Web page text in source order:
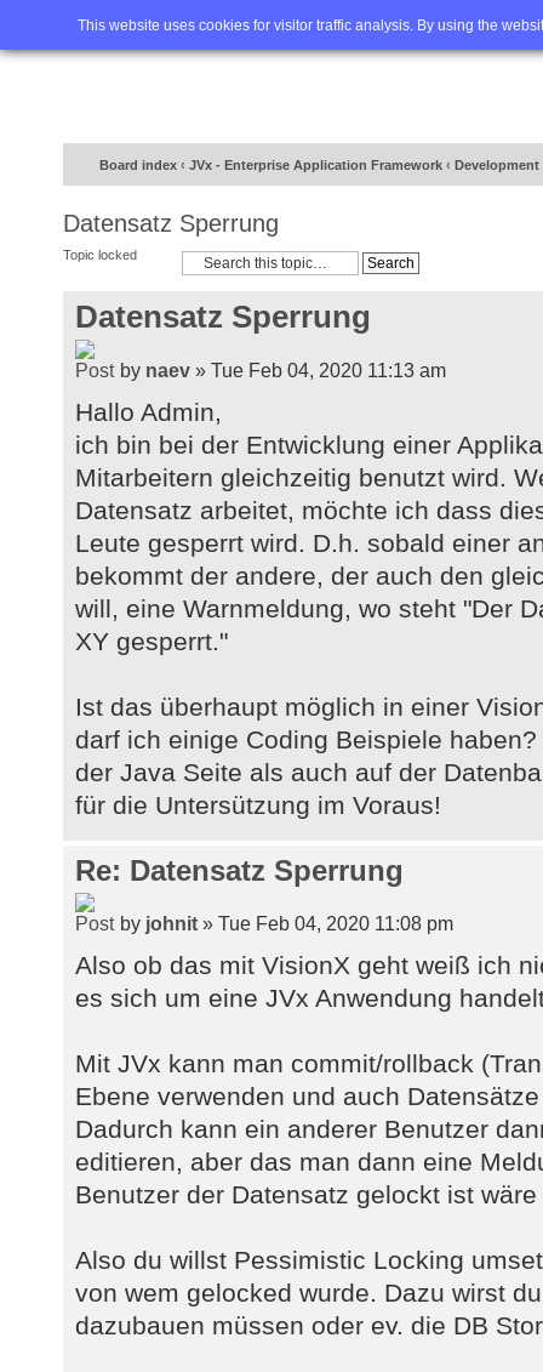
This website uses cookies for visitor traffic analysis. By using the
Home FAQ Advanced
Board index ‹ JVx - Enterprise Application Framework ‹ Development
Datensatz Sperrung
Topic locked
Datensatz Sperrung
by naev » Tue Feb 04, 2020 11:13 am
Hallo Admin,
ich bin bei der Entwicklung einer
Mitarbeitern gleichzeitig benutzt wird.
Datensatz arbeitet, möchte ich dass
Leute gesperrt wird. D.h. sobald einer
bekommt der andere, der auch den
will, eine Warnmeldung, wo steht "Der
XY gesperrt."
Ist das überhaupt möglich in einer
darf ich einige Coding Beispiele
der Java Seite als auch auf der
für die Untersützung im Voraus!
Re: Datensatz Sperrung
by johnit » Tue Feb 04, 2020 11:08 pm
Also ob das mit VisionX geht weiß ich
es sich um eine JVx Anwendung
Mit JVx kann man commit/rollback
Ebene verwenden und auch
Dadurch kann ein anderer Benutzer
editieren, aber das man dann eine
Benutzer der Datensatz gelockt ist
Also du willst Pessimistic Locking
von wem gelocked wurde. Dazu wirst
dazubauen müssen oder ev. die DB